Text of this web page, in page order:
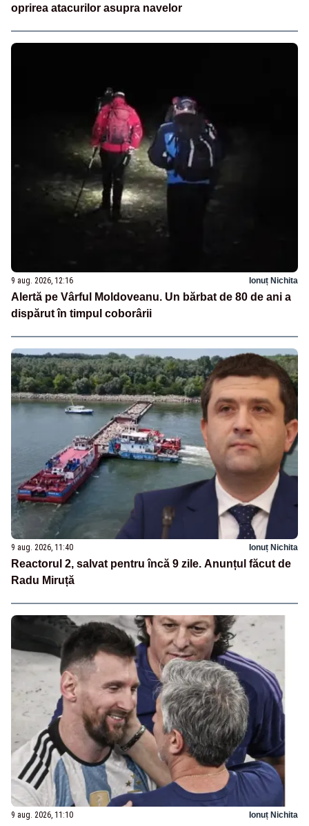
oprirea atacurilor asupra navelor
9 aug. 2026, 12:16 Ionuț Nichita
Alertă pe Vârful Moldoveanu. Un bărbat de 80 de ani a
dispărut în timpul coborârii
9 aug. 2026, 11:40 Ionuț Nichita
Reactorul 2, salvat pentru încă 9 zile. Anunțul făcut de
Radu Miruță
9 aug. 2026, 11:10 Ionuț Nichita